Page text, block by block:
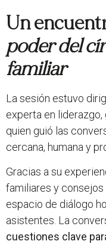
Un
poder del
familiar
La sesión estuvo
experta en liderazgo,
quien guió las
cercana, humana y
Gracias a su
familiares y consejos
espacio de diálogo
asistentes. La
cuestiones clave